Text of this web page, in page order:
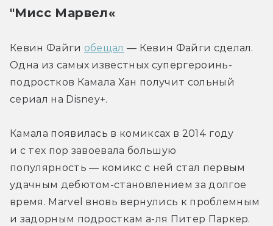
"Мисс Марвел«
Кевин Файги обещал — Кевин Файги сделал.
Одна из самых известных супергероинь-
подростков Камала Хан получит сольный
сериал на Disney+.
Камала появилась в комиксах в 2014 году
и с тех пор завоевала большую
популярность — комикс с ней стал первым
удачным дебютом-становлением за долгое
время. Marvel вновь вернулись к проблемным
и задорным подросткам а-ля Питер Паркер.